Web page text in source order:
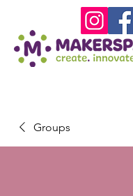
Groups